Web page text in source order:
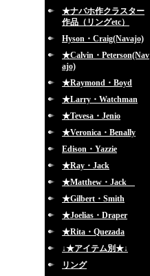
★ナバホ作クラスター
作品（リングetc）
Hyson・Craig(Navajo)
★Calvin・Peterson(Nav
ajo)
★Raymond・Boyd
★Larry・Watchman
★Tevesa・Jenio
★Veronica・Benally
Edison・Yazzie
★Ray・Jack
★Matthew・Jack
★Gilbert・Smith
★Joelias・Draper
★Rita・Quezada
↓★アイテム別★↓
リング